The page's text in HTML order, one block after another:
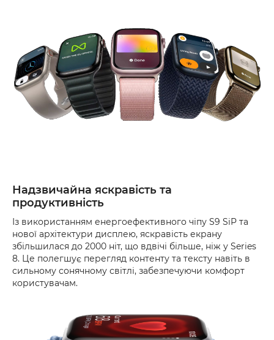
Надзвичайна яскравість та
продуктивність
Із використанням енергоефективного чіпу S9 SiP та
нової архітектури дисплею, яскравість екрану
збільшилася до 2000 ніт, що вдвічі більше, ніж у Series
8. Це полегшує перегляд контенту та тексту навіть в
сильному сонячному світлі, забезпечуючи комфорт
користувачам.